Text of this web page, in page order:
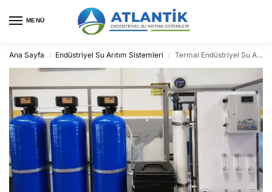
MENÜ
Ana Sayfa / Endüstriyel Su Arıtım Sistemleri / Termal Endüstriyel Su Arıtma